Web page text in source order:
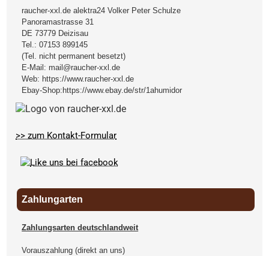
raucher-xxl.de alektra24 Volker Peter Schulze
Panoramastrasse 31
DE 73779 Deizisau
Tel.:07153 899145
(Tel. nicht permanent besetzt)
E-Mail: mail@raucher-xxl.de
Web: https://www.raucher-xxl.de
Ebay-Shop: https://www.ebay.de/str/1ahumidor
>> zum Kontakt-Formular
Zahlungarten
Zahlungsarten deutschlandweit
Vorauszahlung (direkt an uns)